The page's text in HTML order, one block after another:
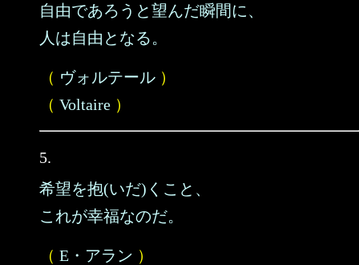
自由であろうと望んだ瞬間に、
人は自由となる。
（ ヴォルテール ）
（ Voltaire ）
5.
希望を抱(いだ)くこと、
これが幸福なのだ。
（ E・アラン ）